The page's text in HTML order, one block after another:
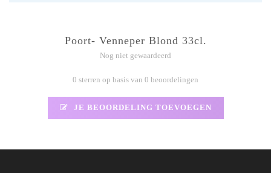
Poort- Venneper Blond 33cl.
Nog niet gewaardeerd
0 sterren op basis van 0 beoordelingen
JE BEOORDELING TOEVOEGEN